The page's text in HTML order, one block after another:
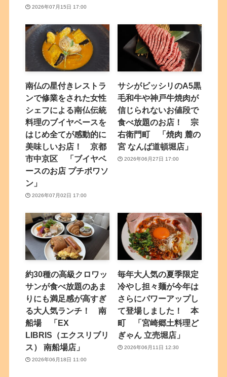
2026年07月15日 17:00
南仏の星付きレストラ
ンで修業をされた女性
シェフによる南仏伝統
料理のブイヤベースを
はじめ全てが感動的に
美味しいお店！ 京都
市中京区 「ブイヤベ
ースのお店 プチポワソ
ン」
2026年07月02日 17:00
サシがビッシリのA5黒
毛和牛や神戸牛焼肉が
信じられないお値段で
食べ放題のお店！ 宗
右衛門町 「焼肉 麓の
宮 なんば道頓堀店」
2026年06月27日 17:00
約30種の高級クロワッ
サンが食べ放題のあま
りにも満足感が高すぎ
る大人気ランチ！ 南
船場 「EX
LIBRIS（エクスリブリ
ス） 南船場店」
2026年06月18日 11:00
毎年大人気の夏季限定
冷やし担々麺が今年は
さらにパワーアップし
て登場しました！ 本
町 「宮崎郷土料理ど
ぎゃん 立売堀店」
2026年06月11日 12:30